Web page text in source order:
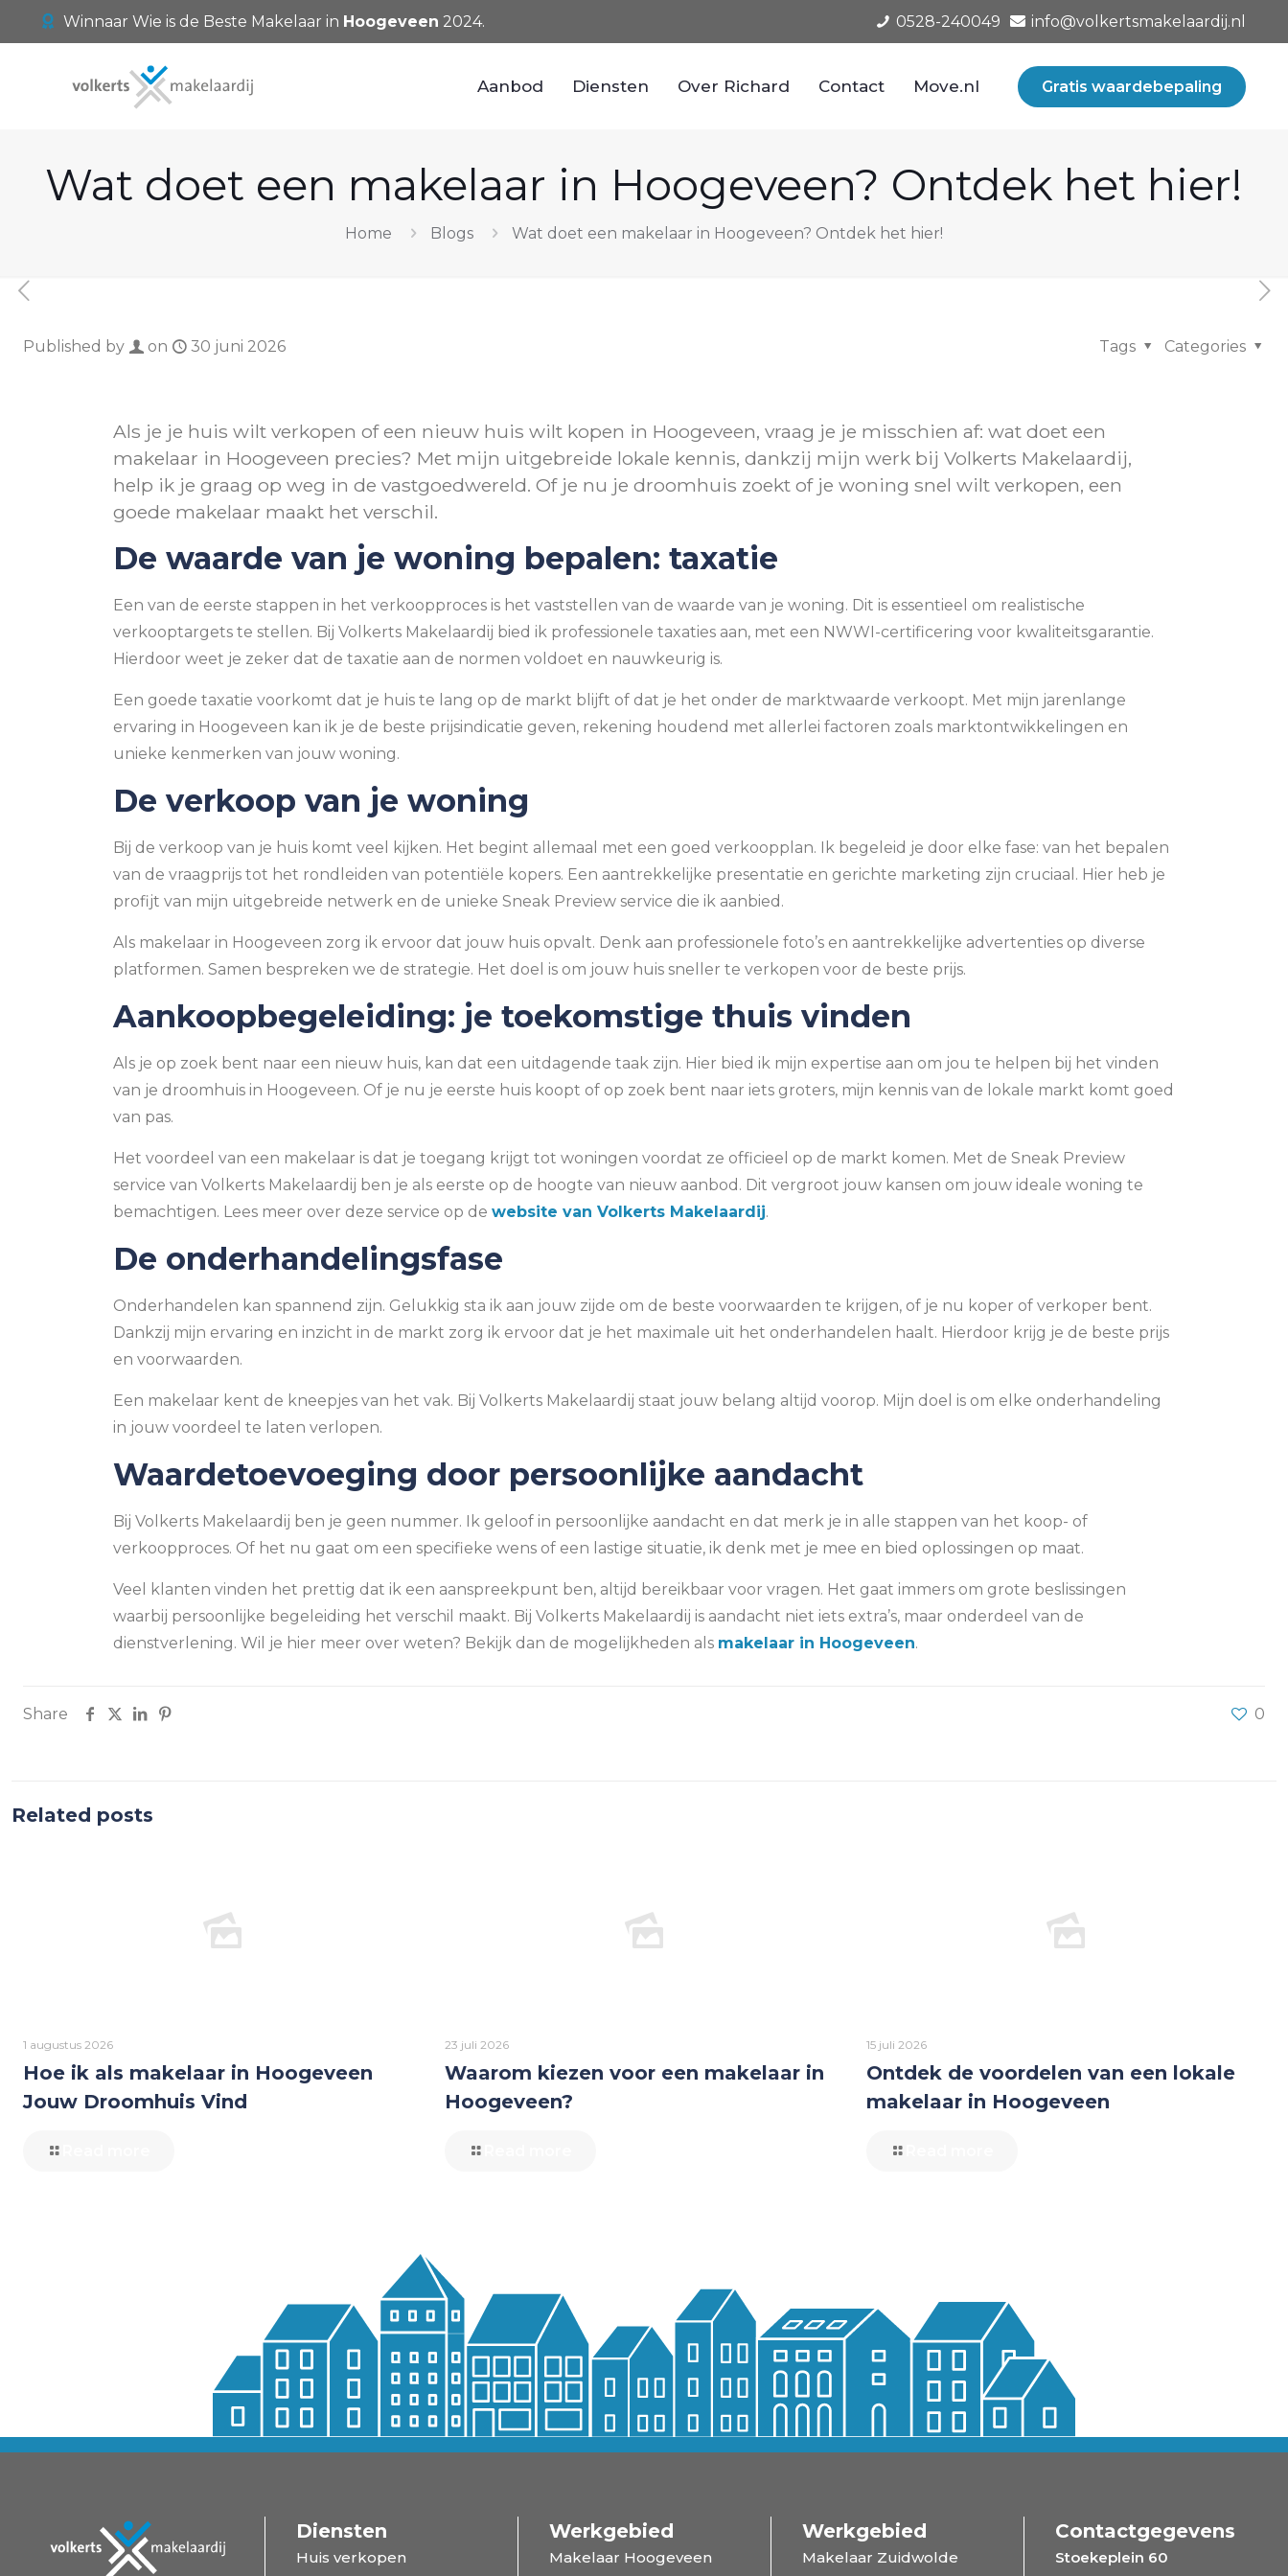
Winnaar Wie is de Beste Makelaar in Hoogeveen 2024. 0528-240049 info@volkertsmakelaardij.nl
Aanbod Diensten Over Richard Contact Move.nl Gratis waardebepaling
Wat doet een makelaar in Hoogeveen? Ontdek het hier!
Home Blogs Wat doet een makelaar in Hoogeveen? Ontdek het hier!
Published by on 30 juni 2026 Categories
Tags
Als je je huis wilt verkopen of een nieuw huis wilt kopen in Hoogeveen, vraag je je misschien af: wat doet een
makelaar in Hoogeveen precies? Met mijn uitgebreide lokale kennis, dankzij mijn werk bij Volkerts Makelaardij,
help ik je graag op weg in de vastgoedwereld. Of je nu je droomhuis zoekt of je woning snel wilt verkopen, een
goede makelaar maakt het verschil.
De waarde van je woning bepalen: taxatie
Een van de eerste stappen in het verkoopproces is het vaststellen van de waarde van je woning. Dit is essentieel om realistische
verkooptargets te stellen. Bij Volkerts Makelaardij bied ik professionele taxaties aan, met een NWWI-certificering voor kwaliteitsgarantie.
Hierdoor weet je zeker dat de taxatie aan de normen voldoet en nauwkeurig is.
Een goede taxatie voorkomt dat je huis te lang op de markt blijft of dat je het onder de marktwaarde verkoopt. Met mijn jarenlange
ervaring in Hoogeveen kan ik je de beste prijsindicatie geven, rekening houdend met allerlei factoren zoals marktontwikkelingen en
unieke kenmerken van jouw woning.
De verkoop van je woning
Bij de verkoop van je huis komt veel kijken. Het begint allemaal met een goed verkoopplan. Ik begeleid je door elke fase: van het bepalen
van de vraagprijs tot het rondleiden van potentiële kopers. Een aantrekkelijke presentatie en gerichte marketing zijn cruciaal. Hier heb je
profijt van mijn uitgebreide netwerk en de unieke Sneak Preview service die ik aanbied.
Als makelaar in Hoogeveen zorg ik ervoor dat jouw huis opvalt. Denk aan professionele foto’s en aantrekkelijke advertenties op diverse
platformen. Samen bespreken we de strategie. Het doel is om jouw huis sneller te verkopen voor de beste prijs.
Aankoopbegeleiding: je toekomstige thuis vinden
Als je op zoek bent naar een nieuw huis, kan dat een uitdagende taak zijn. Hier bied ik mijn expertise aan om jou te helpen bij het vinden
van je droomhuis in Hoogeveen. Of je nu je eerste huis koopt of op zoek bent naar iets groters, mijn kennis van de lokale markt komt goed
van pas.
Het voordeel van een makelaar is dat je toegang krijgt tot woningen voordat ze officieel op de markt komen. Met de Sneak Preview
service van Volkerts Makelaardij ben je als eerste op de hoogte van nieuw aanbod. Dit vergroot jouw kansen om jouw ideale woning te
bemachtigen. Lees meer over deze service op de website van Volkerts Makelaardij.
De onderhandelingsfase
Onderhandelen kan spannend zijn. Gelukkig sta ik aan jouw zijde om de beste voorwaarden te krijgen, of je nu koper of verkoper bent.
Dankzij mijn ervaring en inzicht in de markt zorg ik ervoor dat je het maximale uit het onderhandelen haalt. Hierdoor krijg je de beste prijs
en voorwaarden.
Een makelaar kent de kneepjes van het vak. Bij Volkerts Makelaardij staat jouw belang altijd voorop. Mijn doel is om elke onderhandeling
in jouw voordeel te laten verlopen.
Waardetoevoeging door persoonlijke aandacht
Bij Volkerts Makelaardij ben je geen nummer. Ik geloof in persoonlijke aandacht en dat merk je in alle stappen van het koop- of
verkoopproces. Of het nu gaat om een specifieke wens of een lastige situatie, ik denk met je mee en bied oplossingen op maat.
Veel klanten vinden het prettig dat ik een aanspreekpunt ben, altijd bereikbaar voor vragen. Het gaat immers om grote beslissingen
waarbij persoonlijke begeleiding het verschil maakt. Bij Volkerts Makelaardij is aandacht niet iets extra’s, maar onderdeel van de
dienstverlening. Wil je hier meer over weten? Bekijk dan de mogelijkheden als makelaar in Hoogeveen.
Share 0
Related posts
1 augustus 2026
Hoe ik als makelaar in Hoogeveen
Jouw Droomhuis Vind
23 juli 2026
Waarom kiezen voor een makelaar in
Hoogeveen?
15 juli 2026
Ontdek de voordelen van een lokale
makelaar in Hoogeveen
Diensten
Huis verkopen
Werkgebied
Makelaar Hoogeveen
Werkgebied
Makelaar Zuidwolde
Contactgegevens
Stoekeplein 60